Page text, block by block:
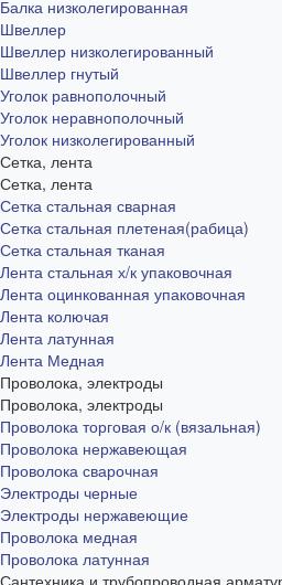
Балка низколегированная
Швеллер
Швеллер низколегированный
Швеллер гнутый
Уголок равнополочный
Уголок неравнополочный
Уголок низколегированный
Сетка, лента
Сетка, лента
Сетка стальная сварная
Сетка стальная плетеная(рабица)
Сетка стальная тканая
Лента стальная х/к упаковочная
Лента оцинкованная упаковочная
Лента колючая
Лента латунная
Лента Медная
Проволока, электроды
Проволока, электроды
Проволока торговая о/к (вязальная)
Проволока нержавеющая
Проволока сварочная
Электроды черные
Электроды нержавеющие
Проволока медная
Проволока латунная